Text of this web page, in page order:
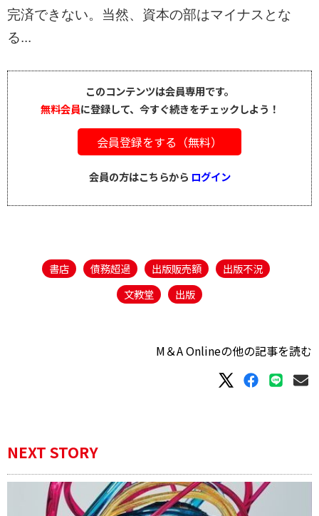
完済できない。当然、資本の部はマイナスとな
る...
このコンテンツは会員専用です。
無料会員に登録して、今すぐ続きをチェックしよう！
会員登録をする（無料）
会員の方はこちらから ログイン
書店 債務超過 出版販売額
出版不況
文教堂
出版
M＆A Onlineの他の記事を読む
NEXT STORY